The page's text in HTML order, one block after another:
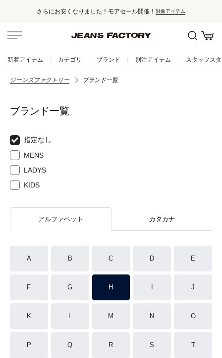
さらにお安くなりました！モアセール開催！ 対象アイテム
新着アイテム カテゴリ ブランド 別注アイテム スタッフス
ジーンズファクトリー ブランド一覧
ブランド一覧
指定なし
MENS
LADYS
KIDS
アルファベット カタカナ
A B C D E
F G H J
K L M N O
P Q R S T